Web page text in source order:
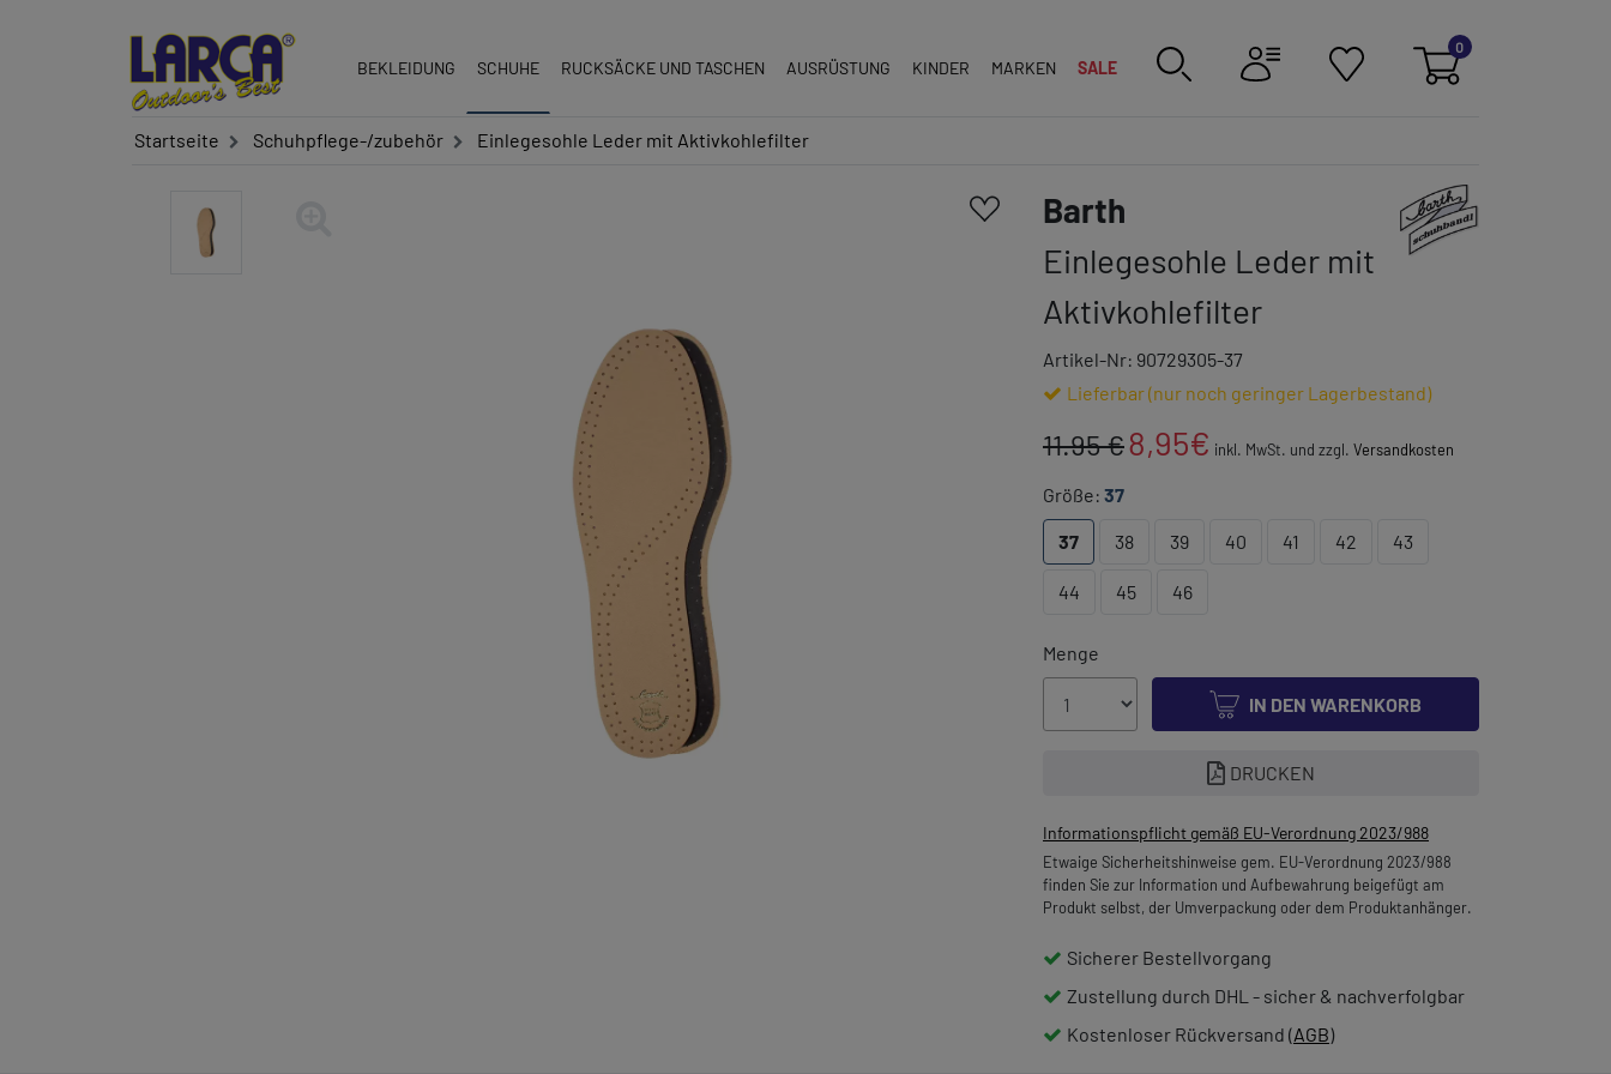
0
BEKLEIDUNG SCHUHE RUCKSÄCKE UND TASCHEN AUSRÜSTUNG KINDER MARKEN SALE
Startseite Schuhpflege-/zubehör Einlegesohle Leder mit Aktivkohlefilter
Barth
Einlegesohle Leder mit
Aktivkohlefilter
Link zur Markenkategorie
Artikel-Nr: 90729305-37
Lieferbar (nur noch geringer Lagerbestand)
11.95 €8,95€ inkl. MwSt. und zzgl. Versandkosten
Größe: 37
37 38 39 40 41 42 43
44 45 46
Menge
IN DEN WARENKORB
DRUCKEN
Informationspflicht gemäß EU-Verordnung 2023/988
Etwaige Sicherheitshinweise gem. EU-Verordnung 2023/988
finden Sie zur Information und Aufbewahrung beigefügt am
Produkt selbst, der Umverpackung oder dem Produktanhänger.
Sicherer Bestellvorgang
Zustellung durch DHL - sicher & nachverfolgbar
Kostenloser Rückversand (AGB)